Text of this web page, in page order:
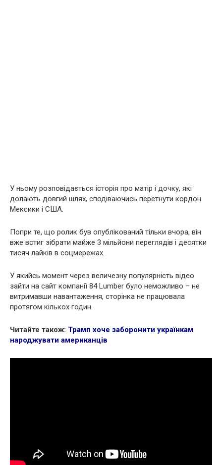
У ньому розповідається історія про матір і дочку, які
долають довгий шлях, сподіваючись перетнути кордон
Мексики і США.
Попри те, що ролик був опублікований тільки вчора, він
вже встиг зібрати майже 3 мільйони переглядів і десятки
тисяч лайків в соцмережах.
У якийсь момент через величезну популярність відео
зайти на сайт компанії 84 Lumber було неможливо – не
витримавши навантаження, сторінка не працювала
протягом кількох годин.
Читайте також: Трамп хоче заборонити українкам
народжувати американців